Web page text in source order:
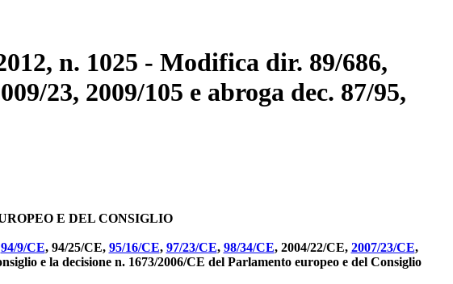
n. 1025 - Modifica dir. 89/686,
23, 2009/105 e abroga dec. 87/95,
E DEL CONSIGLIO
94/9/CE, 94/25/CE, 95/16/CE, 97/23/CE, 98/34/CE, 2004/22/CE, 2007/23/CE,
e la decisione n. 1673/2006/CE del Parlamento europeo e del Consiglio